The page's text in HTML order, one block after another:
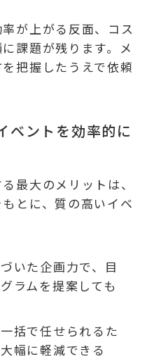
が上がる反面、コス
課題が残ります。メ
把握したうえで依頼
ベントを効率的に
最大のメリットは、
とに、質の高いイベ
いた企画力で、目
ラムを提案しても
括で任せられるた
幅に軽減できる